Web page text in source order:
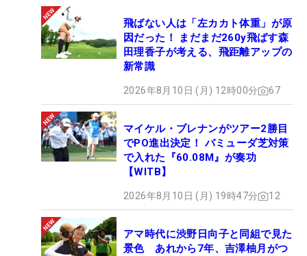
飛ばない人は「左カカト体重」が原
因だった！ まだまだ260y飛ばす森
田理香子が考える、飛距離アップの
新常識
2026年8月10日 (月) 12時00分 67
マイケル・ブレナンがツアー2勝目
でPO進出決定！ バミューダ芝対策
で入れた『60.08M』が奏功
【WITB】
2026年8月10日 (月) 19時47分 12
アマ時代に渋野日向子と同組で見た
景色 あれから7年、吉澤柚月がつ